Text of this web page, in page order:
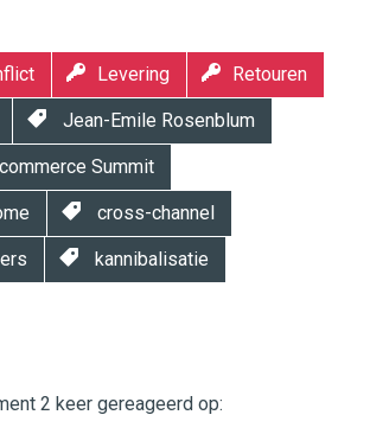
Levering Retouren
Jean-Emile Rosenblum
Summit
cross-channel
kannibalisatie
2 keer gereageerd op: